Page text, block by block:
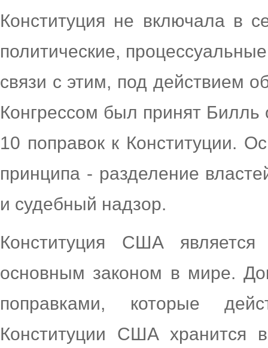
Конституция не включала в
политические,
связи с этим, под действием
Конгрессом был принят
10 поправок к Конституции.
принципа - разделение
и судебный надзор.
Конституция США
основным законом в мире.
поправками, которые
Конституции США